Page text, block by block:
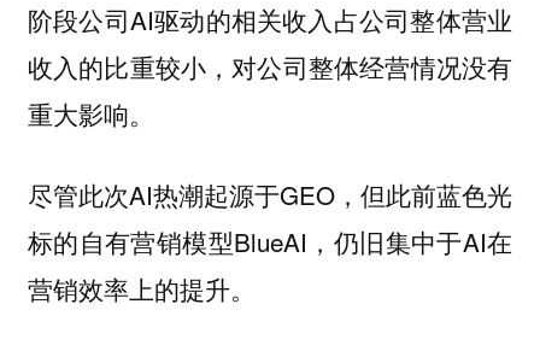
阶段公司AI驱动的相关收入占公司整体营业
收入的比重较小，对公司整体经营情况没有
重大影响。
尽管此次AI热潮起源于GEO，但此前蓝色光
标的自有营销模型BlueAI，仍旧集中于AI在
营销效率上的提升。